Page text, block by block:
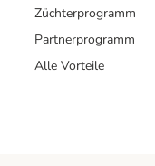
Züchterprogramm
Partnerprogramm
Alle Vorteile